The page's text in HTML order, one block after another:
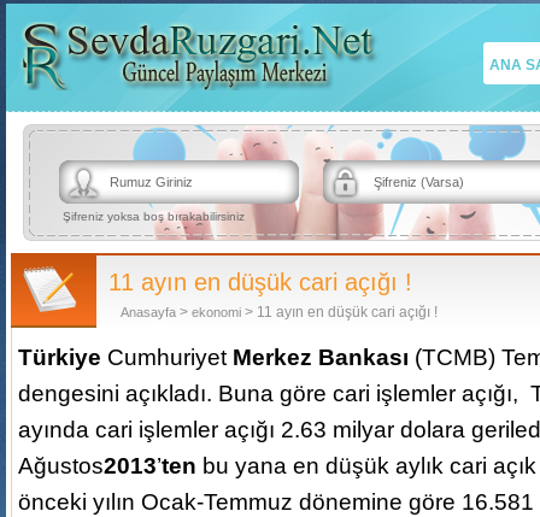
ANA
Şifreniz yoksa boş bırakabilirsiniz
11 ayın en düşük cari açığı !
Anasayfa > ekonomi > 11 ayın en düşük cari açığı !
Türkiye Cumhuriyet Merkez Bankası (TCMB)
dengesini açıkladı. Buna göre cari işlemler açığı,
ayında cari işlemler açığı 2.63 milyar dolara
Ağustos2013’ten bu yana en düşük aylık cari
önceki yılın Ocak-Temmuz dönemine göre